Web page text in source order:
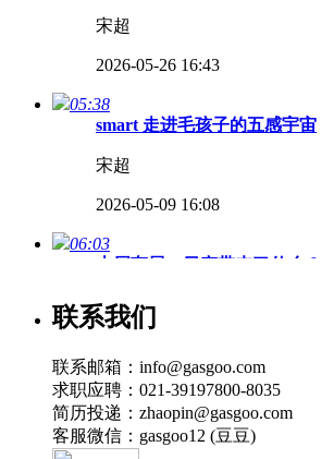
宋超
2026-05-26 16:43
05:38
smart 走进毛孩子的五感宇宙
宋超
2026-05-09 16:08
06:03
本届车展，日产带来了什么？
苗雨竹
04:44
2026北京车展，国产性能车的“
宋超
联系我们
联系邮箱：info@gasgoo.com
求职应聘：021-39197800-8035
简历投递：zhaopin@gasgoo.com
客服微信：gasgoo12 (豆豆)